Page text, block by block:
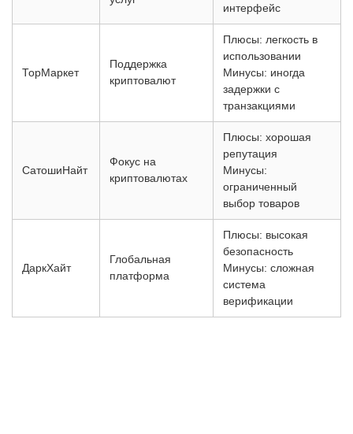
интерфейс
ТорМаркет
Поддержка
криптовалют
Плюсы: легкость в
использовании
Минусы: иногда
задержки с
транзакциями
СатошиНайт
Фокус на
криптовалютах
Плюсы: хорошая
репутация
Минусы:
ограниченный
выбор товаров
ДаркХайт
Глобальная
платформа
Плюсы: высокая
безопасность
Минусы: сложная
система
верификации